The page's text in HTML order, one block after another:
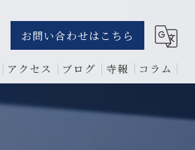
お問い合わせはこちら
アクセス ブログ 寺報 コラム